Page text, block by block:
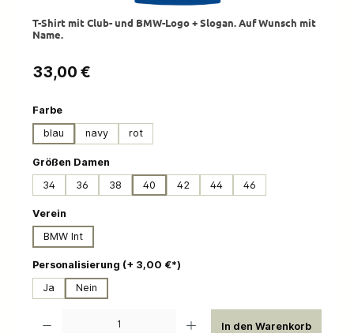
T-Shirt mit Club- und BMW-Logo + Slogan. Auf Wunsch mit
Name.
Regulärer Preis:
33,00 €
Farbeauswählen
blau
navy rot
Größen Damen
34
36 38 40 42 44 46
Verein
BMW Int
Personalisierung (+ 3,00 €*)
Ja
Nein
In den Warenkorb